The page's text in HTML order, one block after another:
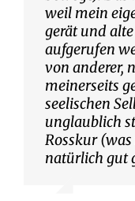
weil mein
gerät und
aufgerufen
von anderer,
meinerseits
seelischen
unglaublich
Rosskur
natürlich gut